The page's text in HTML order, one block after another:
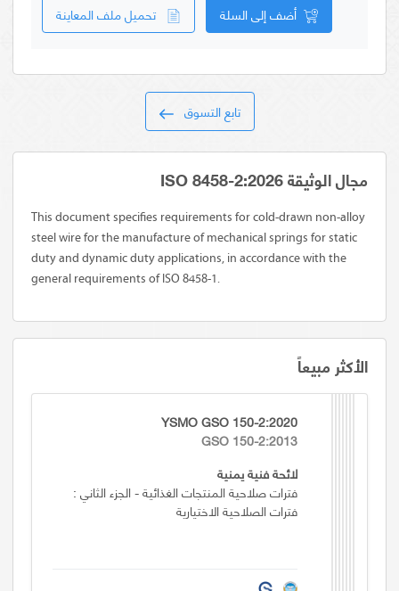
أضف إلى السلة تحميل ملف المعاينة
تابع التسوق
مجال الوثيقة ISO 8458-2:2026
This document specifies requirements for cold-drawn non-alloy
steel wire for the manufacture of mechanical springs for static
duty and dynamic duty applications, in accordance with the
general requirements of ISO 8458-1.
الأكثر مبيعاً
YSMO GSO 150-2:2020
GSO 150-2:2013
لائحة فنية يمنية
فترات صلاحية المنتجات الغذائية - الجزء الثاني :
فترات الصلاحية الاختيارية